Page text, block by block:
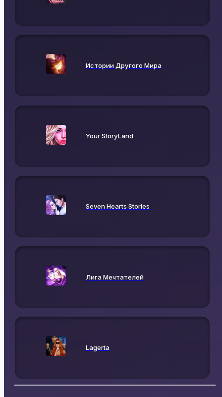
Истории Другого Мира
Your StoryLand
Seven Hearts Stories
Лига Мечтателей
Lagerta